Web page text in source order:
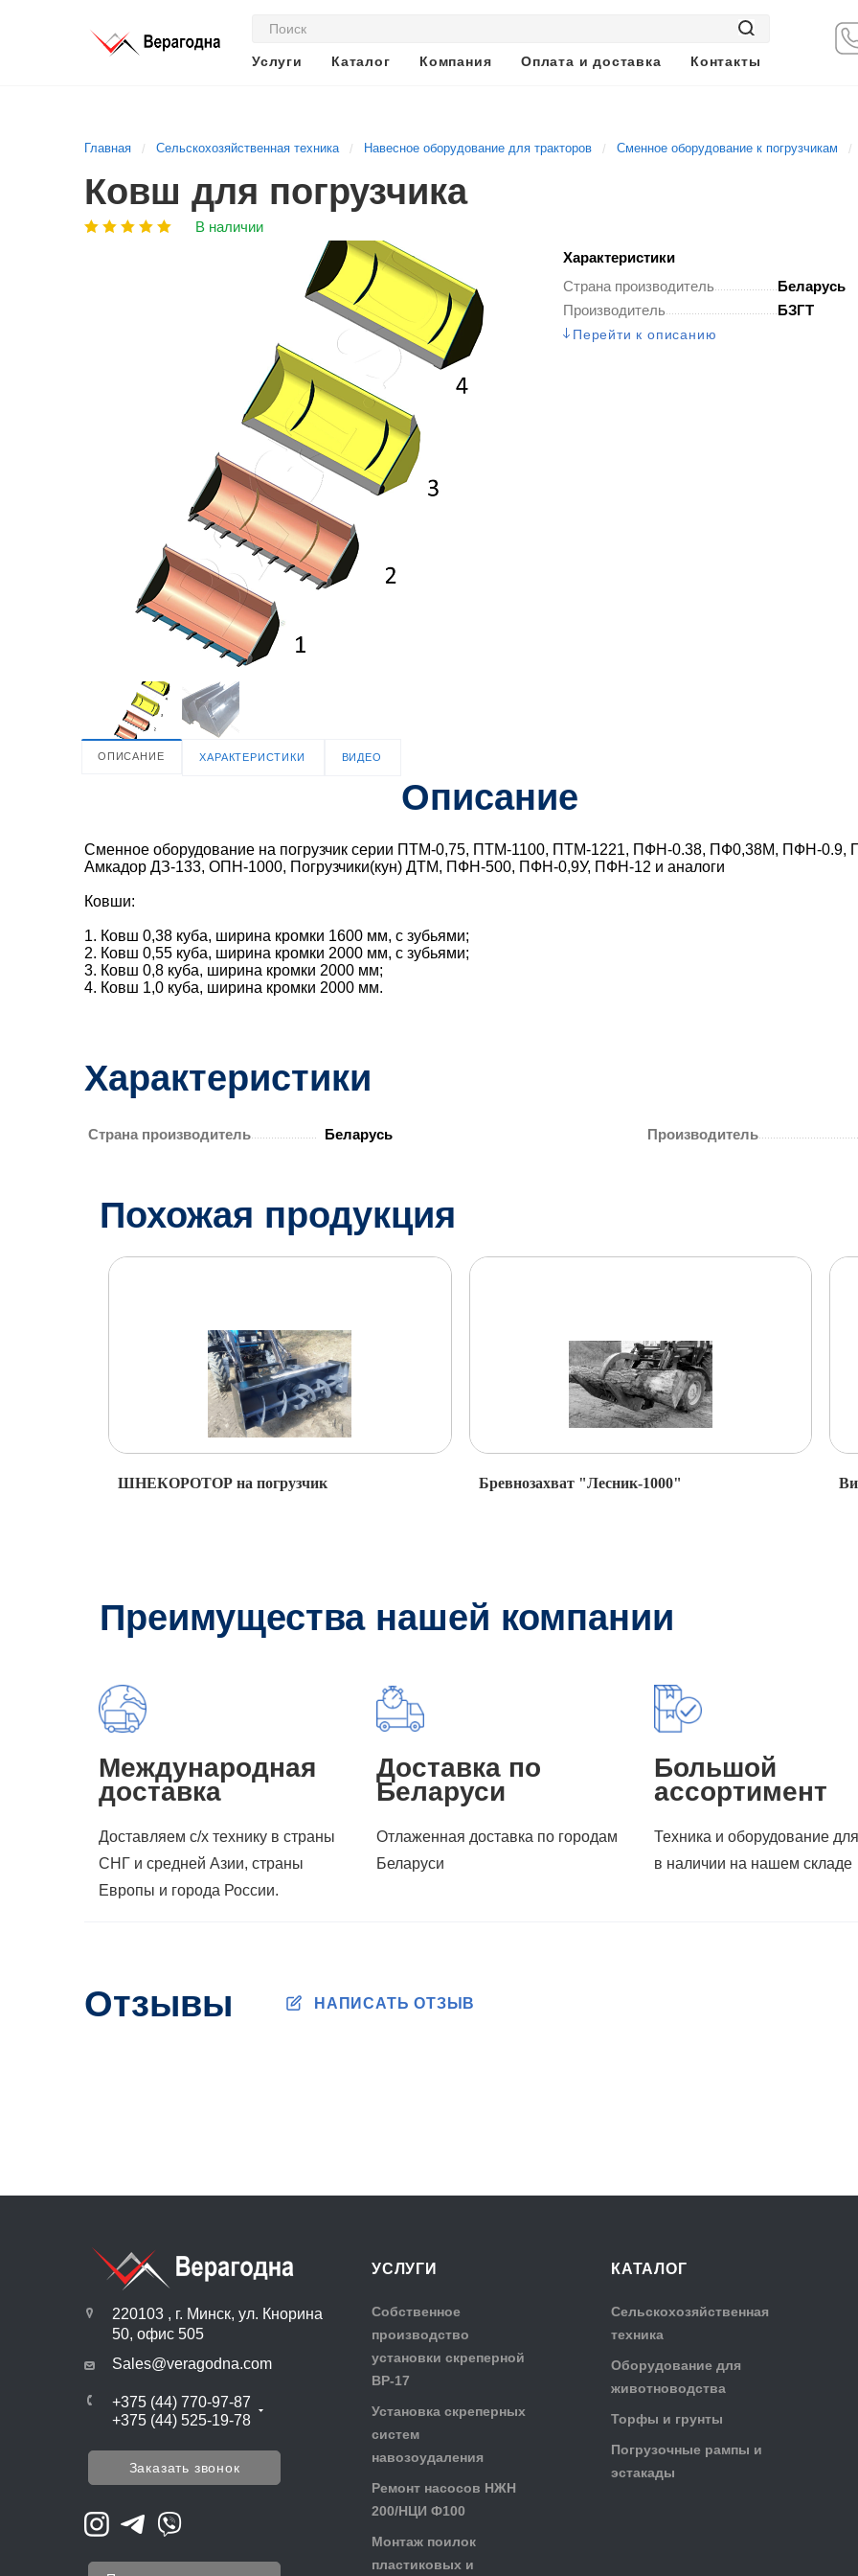
Услуги Каталог Компания Оплата и доставка Контакты
Главная Сельскохозяйственная техника Навесное оборудование для тракторов Сменное оборудование к погрузчикам
Ковш для погрузчика
В наличии
Характеристики
Страна производитель
Беларусь
Производитель
БЗГТ
Перейти к описанию
ОПИСАНИЕ ХАРАКТЕРИСТИКИ ВИДЕО
Описание
Сменное оборудование на погрузчик серии ПТМ-0,75, ПТМ-1100, ПТМ-1221, ПФН-0.38, ПФ0,38М, ПФН-
Амкадор ДЗ-133, ОПН-1000, Погрузчики(кун) ДТМ, ПФН-500, ПФН-0,9У, ПФН-12 и аналоги
Ковши:
1. Ковш 0,38 куба, ширина кромки 1600 мм, с зубьями;
2. Ковш 0,55 куба, ширина кромки 2000 мм, с зубьями;
3. Ковш 0,8 куба, ширина кромки 2000 мм;
4. Ковш 1,0 куба, ширина кромки 2000 мм.
Характеристики
Страна производитель Беларусь Производитель
Похожая продукция
ШНЕКОРОТОР на погрузчик Бревнозахват "Лесник-1000"
Преимущества нашей компании
Международная
доставка
Доставляем с/х технику в страны
СНГ и средней Азии, страны
Европы и города России.
Доставка по
Беларуси
Отлаженная доставка по городам
Беларуси
Большой
ассортимент
Техника и оборудование
в наличии на нашем складе
Отзывы НАПИСАТЬ ОТЗЫВ
220103 , г. Минск, ул. Кнорина
50, офис 505
Sales@veragodna.com
+375 (44) 770-97-87
+375 (44) 525-19-78
Заказать звонок
УСЛУГИ
Собственное
производство
установки скреперной
ВР-17
Установка скреперных
систем
навозоудаления
Ремонт насосов НЖН
200/НЦИ Ф100
Монтаж поилок
пластиковых и
КАТАЛОГ
Сельскохозяйственная
техника
Оборудование для
животноводства
Торфы и грунты
Погрузочные рампы и
эстакады